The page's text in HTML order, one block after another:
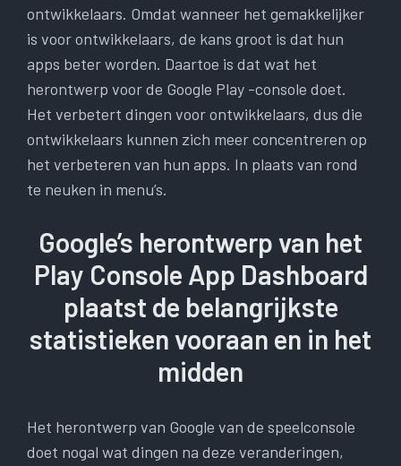
ontwikkelaars. Omdat wanneer het gemakkelijker
is voor ontwikkelaars, de kans groot is dat hun
apps beter worden. Daartoe is dat wat het
herontwerp voor de Google Play -console doet.
Het verbetert dingen voor ontwikkelaars, dus die
ontwikkelaars kunnen zich meer concentreren op
het verbeteren van hun apps. In plaats van rond
te neuken in menu’s.
Google’s herontwerp van het
Play Console App Dashboard
plaatst de belangrijkste
statistieken vooraan en in het
midden
Het herontwerp van Google van de speelconsole
doet nogal wat dingen na deze veranderingen,